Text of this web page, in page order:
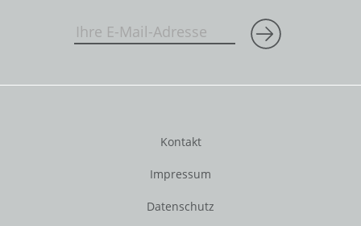
Kontakt
Impressum
Datenschutz